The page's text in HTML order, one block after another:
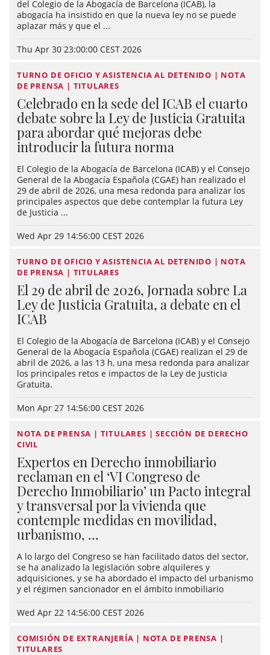
del Colegio de la Abogacía de Barcelona (ICAB), la
abogacía ha insistido en que la nueva ley no se puede
aplazar más y que el ...
Thu Apr 30 23:00:00 CEST 2026
TURNO DE OFICIO Y ASISTENCIA AL DETENIDO | NOTA
DE PRENSA | TITULARES
Celebrado en la sede del ICAB el cuarto
debate sobre la Ley de Justicia Gratuita
para abordar qué mejoras debe
introducir la futura norma
El Colegio de la Abogacía de Barcelona (ICAB) y el Consejo
General de la Abogacía Española (CGAE) han realizado el
29 de abril de 2026, una mesa redonda para analizar los
principales aspectos que debe contemplar la futura Ley
de Justicia ...
Wed Apr 29 14:56:00 CEST 2026
TURNO DE OFICIO Y ASISTENCIA AL DETENIDO | NOTA
DE PRENSA | TITULARES
El 29 de abril de 2026, Jornada sobre La
Ley de Justicia Gratuita, a debate en el
ICAB
El Colegio de la Abogacía de Barcelona (ICAB) y el Consejo
General de la Abogacía Española (CGAE) realizan el 29 de
abril de 2026, a las 13 h, una mesa redonda para analizar
los principales retos e impactos de la Ley de Justicia
Gratuita.
Mon Apr 27 14:56:00 CEST 2026
NOTA DE PRENSA | TITULARES | SECCIÓN DE DERECHO
CIVIL
Expertos en Derecho inmobiliario
reclaman en el ‘VI Congreso de
Derecho Inmobiliario’ un Pacto integral
y transversal por la vivienda que
contemple medidas en movilidad,
urbanismo, ...
A lo largo del Congreso se han facilitado datos del sector,
se ha analizado la legislación sobre alquileres y
adquisiciones, y se ha abordado el impacto del urbanismo
y el régimen sancionador en el ámbito inmobiliario
Wed Apr 22 14:56:00 CEST 2026
COMISIÓN DE EXTRANJERÍA | NOTA DE PRENSA |
TITULARES